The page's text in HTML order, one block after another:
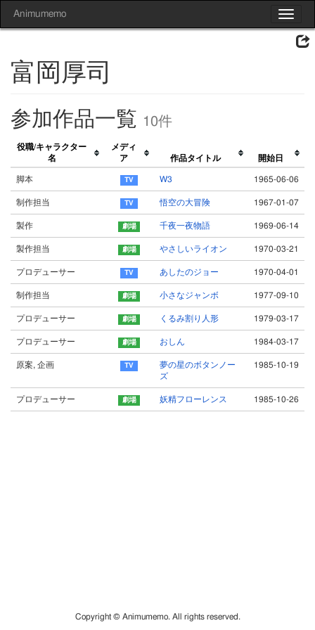
Toggle
Animumemo
富岡厚司
参加作品一覧 10件
役職/キャラクター
名
メディ
ア
作品タイトル 開始日
脚本 W3 1965-06-06
制作担当 悟空の大冒険 1967-01-07
製作 千夜一夜物語 1969-06-14
製作担当 やさしいライオン 1970-03-21
プロデューサー あしたのジョー 1970-04-01
制作担当 小さなジャンボ 1977-09-10
プロデューサー くるみ割り人形 1979-03-17
プロデューサー おしん 1984-03-17
原案, 企画
夢の星のボタンノー
ズ
1985-10-19
プロデューサー 妖精フローレンス 1985-10-26
Copyright © Animumemo. All rights reserved.